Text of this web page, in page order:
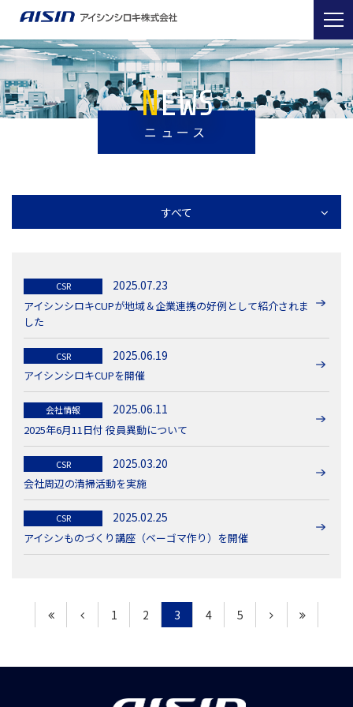
NEWS
ニュース
すべて
CSR 2025.07.23
アイシンシロキCUPが地域＆企業連携の好例として紹介されま
した
CSR 2025.06.19
アイシンシロキCUPを開催
会社情報 2025.06.11
2025年6月11日付 役員異動について
CSR 2025.03.20
会社周辺の清掃活動を実施
CSR 2025.02.25
アイシンものづくり講座（ベーゴマ作り）を開催
1 2 3 4 5